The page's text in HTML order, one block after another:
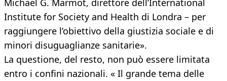
Michael G. Marmot, direttore dell’International
Institute for Society and Health di Londra – per
raggiungere l’obiettivo della giustizia sociale e di
minori disuguaglianze sanitarie».
La questione, del resto, non può essere limitata
entro i confini nazionali. « Il grande tema delle